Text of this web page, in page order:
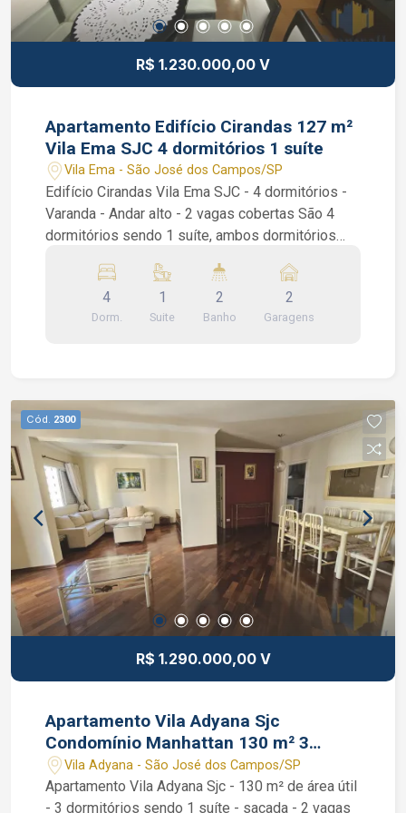
R$ 1.230.000,00 V
Apartamento Edifício Cirandas 127 m²
Vila Ema SJC 4 dormitórios 1 suíte
Vila Ema - São José dos Campos/SP
Edifício Cirandas Vila Ema SJC - 4 dormitórios -
Varanda - Andar alto - 2 vagas cobertas São 4
dormitórios sendo 1 suíte, ambos dormitórios
sala de 2 ambientes, piso laminado, sanca de
gesso, varanda, cozinha toda planejada,
despensa e área de serviços. Condomínio: salão
de imóvel Caique Lopes de CRECI 264.991 F (12)
99189-7273 WhatsApp (Claro).
4
Dorm.
1
Suite
2
Banho
2
Garagens
Cód. 2300
R$ 1.290.000,00 V
Apartamento Vila Adyana Sjc
Condomínio Manhattan 130 m² 3
dormitórios 2 vagas
Vila Adyana - São José dos Campos/SP
Apartamento Vila Adyana Sjc - 130 m² de área útil
- 3 dormitórios sendo 1 suíte - sacada - 2 vagas